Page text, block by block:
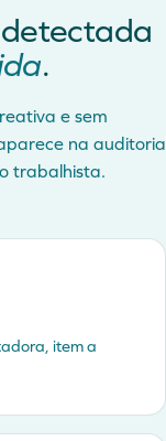
.
e sem
na auditoria
trabalhista.
item a